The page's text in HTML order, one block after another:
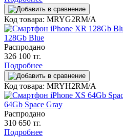
Код товара: MRYG2RM/A
128Gb Blue
Распродано
326 100 тг.
Подробнее
Код товара: MRYH2RM/A
64Gb Space Gray
Распродано
310 650 тг.
Подробнее